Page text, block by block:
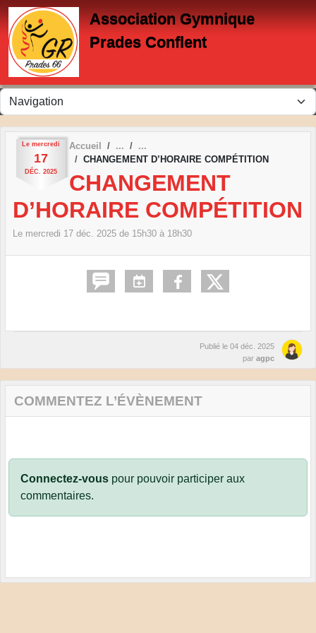
Association Gymnique
Prades Conflent
Le mercredi
17
DÉC. 2025
Accueil
CHANGEMENT D’HORAIRE COMPÉTITION
CHANGEMENT
D’HORAIRE COMPÉTITION
Le mercredi 17 déc. 2025 de 15h30 à 18h30
Publié le 04 déc. 2025
par agpc
COMMENTEZ L’ÉVÈNEMENT
Connectez-vous pour pouvoir participer aux
commentaires.
Panneau de gestion des cookies